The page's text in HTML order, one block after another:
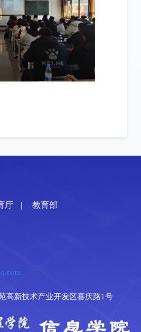
厅 | 教育部
高新技术产业开发区喜庆路1号